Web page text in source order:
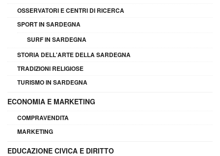
OSSERVATORI E CENTRI DI RICERCA
SPORT IN SARDEGNA
SURF IN SARDEGNA
STORIA DELL'ARTE DELLA SARDEGNA
TRADIZIONI RELIGIOSE
TURISMO IN SARDEGNA
ECONOMIA E MARKETING
COMPRAVENDITA
MARKETING
EDUCAZIONE CIVICA E DIRITTO